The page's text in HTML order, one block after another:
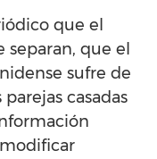
que el
separan, que el
sufre de
casadas